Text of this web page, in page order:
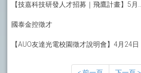
國泰金控徵才
【AUO友達光電校園徵才說明會】4月24日